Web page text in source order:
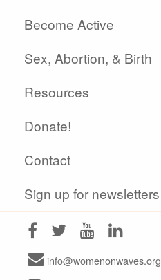
Become Active
Sex, Abortion, & Birth
Resources
Donate!
Contact
Sign up for newsletters
info@womenonwaves.org